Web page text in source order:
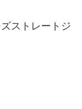
ストレートジ